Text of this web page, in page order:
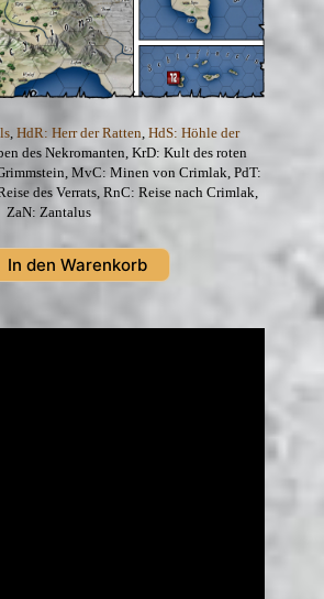
,HdR: Herr der Ratten,HdS: Höhle der
des Nekromanten, KrD: Kult des roten
MvC: Minen von Crimlak, PdT:
des Verrats, RnC: Reise nach Crimlak,
ZaN: Zantalus
In den Warenkorb